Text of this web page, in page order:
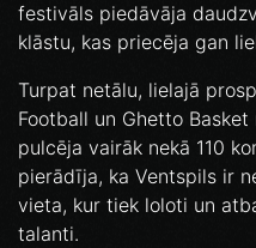
festivāls piedāvāja
klāstu, kas priecēja gan
Turpat netālu, lielajā
Football un Ghetto
pulcēja vairāk nekā 110
pierādīja, ka Ventspils ir
vieta, kur tiek loloti un
talanti.